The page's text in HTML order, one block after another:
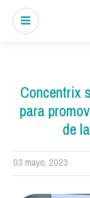
Concentrix
para
de
03 mayo, 2023